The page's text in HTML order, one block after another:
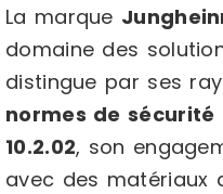
La marque
domaine des
distingue par ses
normes de sécurité
10.2.02, son
avec des matériaux